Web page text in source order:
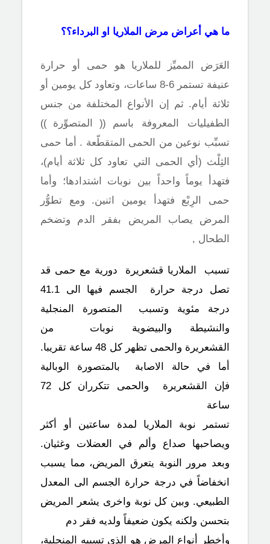
ما هي أعراض مرض الملاريا او البرداء؟؟
العَرَض المميِّز للملاريا هو حمى أو حرارة
عنيفة تستمر 6-8 ساعات، وتعاود كل يومين أو
ثلاثة أيام. ثم إن الأنواع المختلفة من جنس
الطفيليات المعروفة باسم(( المتصوِّرة ))
تسبِّب نوعين من الحمى المتقطّعة . أما حمى
الثِلْث (أي الحمى التي تعاود كل ثلاثة أيام)،
فتهدأ يوماً واحداً بين نوبات اشتدادها؛ وأما
حمى الرِبْع فتهدأ يومين اثنين. ومع تطوُّر
المرض يصاب المريض بفقر الدم وتضخم
الطحال ,
تسبب الملاريا قشعريرة دورية مع حمى قد
تصل درجة حرارة الجسم فيها الى 41.1
درجة مئوية وتسبب المتصورة المنجلية
والنشيطة والبيضوية نوبات من
القشعريرة والحمى تظهر كل 48 ساعة تقريبا.
أما في حالة الاصابة بالمتصورة الوبالية
فإن القشعريرة والحمى تتكرران كل 72
ساعة
تستمر نوبة الملاريا لمدة ساعتين أو أكثر
ويصاحبها صداع وألم في العضلات وغثيان.
وبعد مرور النوبة يتعرق المريض، مما يسبب
انخفاضاً في درجة حرارة الجسم الى المعدل
الطبيعي. وبين كل نوبة واخرى يشعر المريض
بتحسن ولكنه يكون ضعيفاً ولديه فقر دم
وأخطر أنواع المرض هو الذي تسببه المنجلية،